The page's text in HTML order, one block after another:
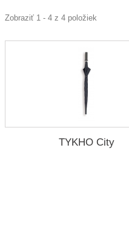
Zobraziť 1 - 4 z 4 položiek
TYKHO City